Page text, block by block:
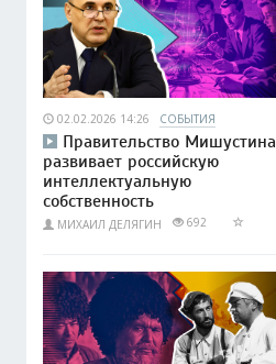
02.02.2026 14:26 СОБЫТИЯ
Правительство Мишустина
развивает российскую
интеллектуальную
собственность
МИХАИЛ ДЕЛЯГИН 692